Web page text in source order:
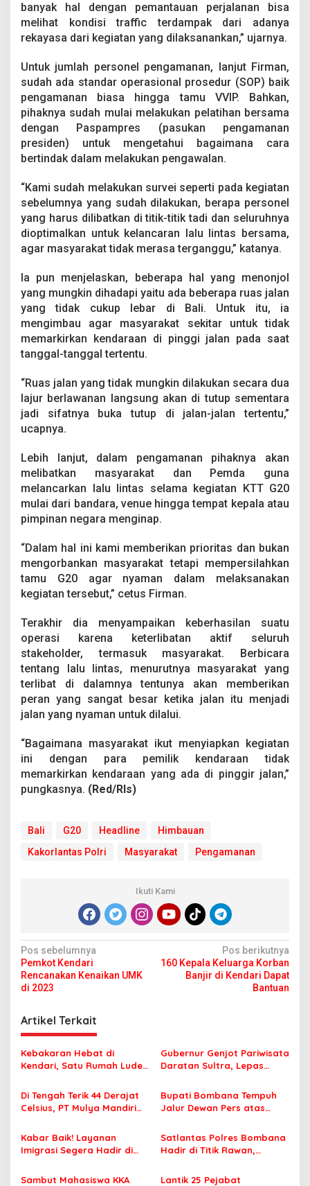
a
t
banyak hal dengan pemantauan perjalanan bisa
melihat kondisi traffic terdampak dari adanya
rekayasa dari kegiatan yang dilaksanankan,” ujarnya.
Untuk jumlah personel pengamanan, lanjut Firman,
sudah ada standar operasional prosedur (SOP) baik
pengamanan biasa hingga tamu VVIP. Bahkan,
pihaknya sudah mulai melakukan pelatihan bersama
dengan Paspampres (pasukan pengamanan
presiden) untuk mengetahui bagaimana cara
bertindak dalam melakukan pengawalan.
“Kami sudah melakukan survei seperti pada kegiatan
sebelumnya yang sudah dilakukan, berapa personel
yang harus dilibatkan di titik-titik tadi dan seluruhnya
dioptimalkan untuk kelancaran lalu lintas bersama,
agar masyarakat tidak merasa terganggu,” katanya.
Ia pun menjelaskan, beberapa hal yang menonjol
yang mungkin dihadapi yaitu ada beberapa ruas jalan
yang tidak cukup lebar di Bali. Untuk itu, ia
mengimbau agar masyarakat sekitar untuk tidak
memarkirkan kendaraan di pinggi jalan pada saat
tanggal-tanggal tertentu.
“Ruas jalan yang tidak mungkin dilakukan secara dua
lajur berlawanan langsung akan di tutup sementara
jadi sifatnya buka tutup di jalan-jalan tertentu,”
ucapnya.
Lebih lanjut, dalam pengamanan pihaknya akan
melibatkan masyarakat dan Pemda guna
melancarkan lalu lintas selama kegiatan KTT G20
mulai dari bandara, venue hingga tempat kepala atau
pimpinan negara menginap.
“Dalam hal ini kami memberikan prioritas dan bukan
mengorbankan masyarakat tetapi mempersilahkan
tamu G20 agar nyaman dalam melaksanakan
kegiatan tersebut,” cetus Firman.
Terakhir dia menyampaikan keberhasilan suatu
operasi karena keterlibatan aktif seluruh
stakeholder, termasuk masyarakat. Berbicara
tentang lalu lintas, menurutnya masyarakat yang
terlibat di dalamnya tentunya akan memberikan
peran yang sangat besar ketika jalan itu menjadi
jalan yang nyaman untuk dilalui.
“Bagaimana masyarakat ikut menyiapkan kegiatan
ini dengan para pemilik kendaraan tidak
memarkirkan kendaraan yang ada di pinggir jalan,”
pungkasnya. (Red/Rls)
Bali G20 Headline
Himbauan
Kakorlantas Polri
Masyarakat Pengamanan
Ikuti Kami
N
a
v
i
g
a
s
i
p
s
Pos sebelumnya
Pemkot Kendari
Rencanakan Kenaikan UMK
di 2023
Pos berikutnya
160 Kepala Keluarga Korban
Banjir di Kendari Dapat
Bantuan
Artikel Terkait
Kebakaran Hebat di
Kendari, Satu Rumah Ludes
Gubernur Genjot Pariwisata
Daratan Sultra, Lepas
Tiga Kabupaten Unggulan
Di Tengah Terik 44 Derajat
Celsius, PT Mulya Mandiri
Jamaah Tetap Sehat dan
Nyaman Beribadah
Bupati Bombana Tempuh
Jalur Dewan Pers atas
Korupsi Jembatan Cirauci II
Kabar Baik! Layanan
Imigrasi Segera Hadir di
Perlu Lagi ke Kendari
Satlantas Polres Bombana
Hadir di Titik Rawan,
Sekolah dengan Aman
Sambut Mahasiswa KKA Lantik 25 Pejabat